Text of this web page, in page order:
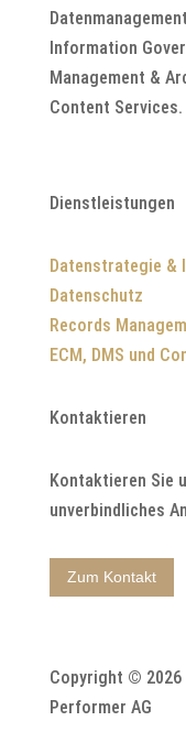
Information
Management &
Content Services.
Dienstleistungen
Datenstrategie &
Datenschutz
Records
ECM, DMS und
Kontaktieren
Kontaktieren Sie
unverbindliches
Zum Kontakt
Copyright © 2026
Performer AG